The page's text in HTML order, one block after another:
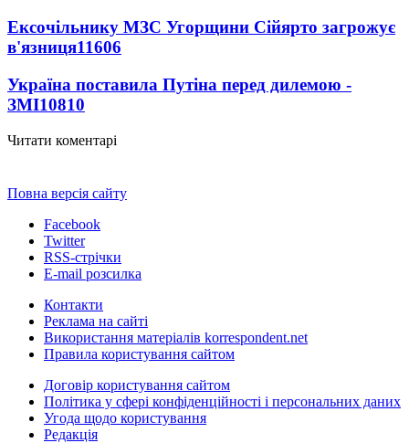
Ексочільнику МЗС Угорщини Сійярто загрожує
в'язниця11606
Україна поставила Путіна перед дилемою -
ЗМІ10810
Читати коментарі
Повна версія сайту
Facebook
Twitter
RSS-стрічки
E-mail розсилка
Контакти
Реклама на сайті
Використання матеріалів korrespondent.net
Правила користування сайтом
Договір користування сайтом
Політика у сфері конфіденційності і персональних даних
Угода щодо користування
Редакція